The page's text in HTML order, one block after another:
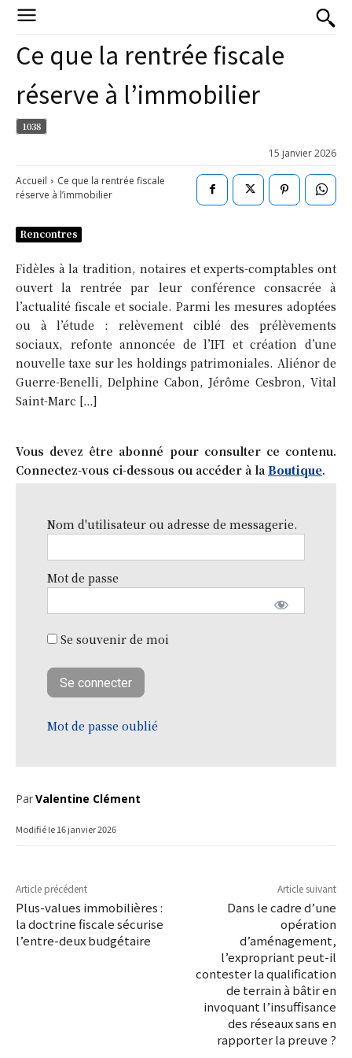
Ce que la rentrée fiscale
réserve à l’immobilier
1038
15 janvier 2026
Accueil
Ce que la rentrée fiscale
réserve à l’immobilier
Rencontres
Fidèles à la tradition, notaires et experts-comptables ont
ouvert la rentrée par leur conférence consacrée à
l’actualité fiscale et sociale. Parmi les mesures adoptées
ou à l’étude : relèvement ciblé des prélèvements
sociaux, refonte annoncée de l’IFI et création d’une
nouvelle taxe sur les holdings patrimoniales. Aliénor de
Guerre-Benelli, Delphine Cabon, Jérôme Cesbron, Vital
Saint-Marc […]
Vous devez être abonné pour consulter ce contenu.
Connectez-vous ci-dessous ou accéder à la Boutique.
Nom d'utilisateur ou adresse de messagerie.
Mot de passe
Se souvenir de moi
Mot de passe oublié
ParValentine Clément
Modifié le16 janvier 2026
Article précédent
Plus-values immobilières :
la doctrine fiscale sécurise
l’entre-deux budgétaire
Article suivant
Dans le cadre d’une
opération
d’aménagement,
l’expropriant peut-il
contester la qualification
de terrain à bâtir en
invoquant l’insuffisance
des réseaux sans en
rapporter la preuve ?